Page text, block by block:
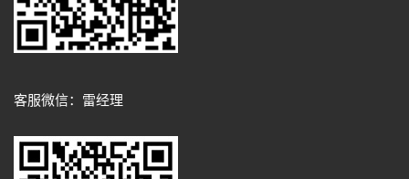
客服微信：雷经理